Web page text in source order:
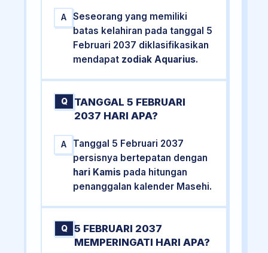
A
Seseorang yang memiliki
batas kelahiran pada tanggal 5
Februari 2037 diklasifikasikan
mendapat zodiak Aquarius.
Q
TANGGAL 5 FEBRUARI
2037 HARI APA?
A
Tanggal 5 Februari 2037
persisnya bertepatan dengan
hari Kamis pada hitungan
penanggalan kalender Masehi.
Q
5 FEBRUARI 2037
MEMPERINGATI HARI APA?